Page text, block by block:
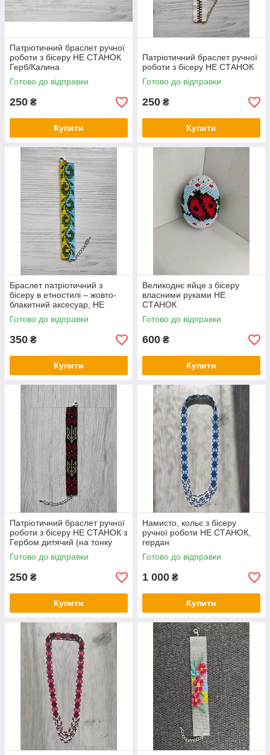
Патріотичний браслет ручної
роботи з бісеру НЕ СТАНОК
Герб/Калина
Готово до відправки
250 ₴
Купити
Патріотичний браслет ручної
роботи з бісеру НЕ СТАНОК
Готово до відправки
250 ₴
Купити
Браслет патріотичний з
бісеру в етностилі – жовто-
блакитний аксесуар, НЕ
СТАНОК
Готово до відправки
350 ₴
Купити
Великоднє яйце з бісеру
власними руками НЕ
СТАНОК
Готово до відправки
600 ₴
Купити
Патріотичний браслет ручної
роботи з бісеру НЕ СТАНОК з
Гербом дитячий (на тонку
руку)
Готово до відправки
250 ₴
Купити
Намисто, кольє з бісеру
ручної роботи НЕ СТАНОК,
гердан
Готово до відправки
1 000 ₴
Купити